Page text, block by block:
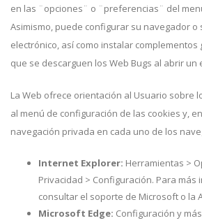
en las ¨opciones¨ o ¨preferencias¨ del
Asimismo, puede configurar su navegador o
electrónico, así como instalar
que se descarguen los Web Bugs al abrir un
La Web ofrece orientación al Usuario sobre
al menú de configuración de las cookies y,
navegación privada en cada uno de los
Internet Explorer: Herramientas >
Privacidad > Configuración. Para más
consultar el soporte de Microsoft o la
Microsoft Edge: Configuración y